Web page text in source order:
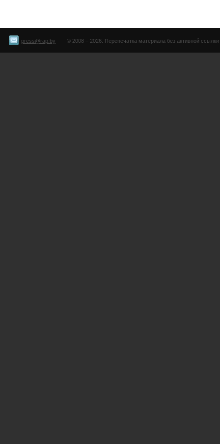
press@rap.by © 2008 – 2026. Перепечатка материала без активной